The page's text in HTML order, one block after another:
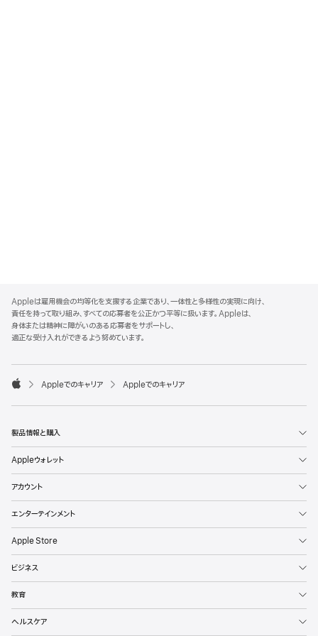
p
p
l
e
o
t
Appleは雇用機会の均等化を支援する企業であり、一体性と多様性の実現に向け、
責任を持って取り組み、すべての応募者を公正かつ平等に扱います。Appleは、
身体または精神に障がいのある応募者をサポートし、
適正な受け入れができるよう努めています。

p
l
Appleでのキャリア Appleでのキャリア
製品情報と購入
Appleウォレット
アカウント
エンターテインメント
Apple Store
ビジネス
教育
ヘルスケア